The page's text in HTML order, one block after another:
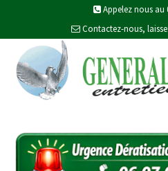
Appelez nous au
Contactez-nous,